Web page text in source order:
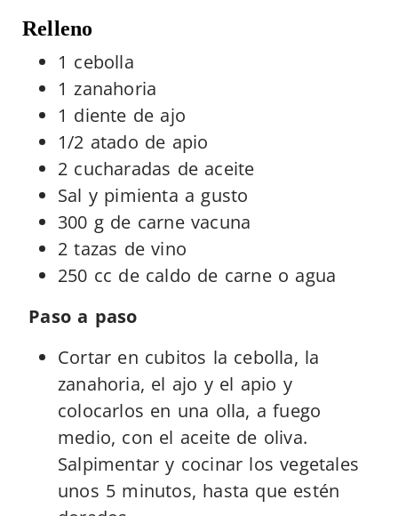
Relleno
1 cebolla
1 zanahoria
1 diente de ajo
1/2 atado de apio
2 cucharadas de aceite
Sal y pimienta a gusto
300 g de carne vacuna
2 tazas de vino
250 cc de caldo de carne o agua
Paso a paso
Cortar en cubitos la cebolla, la
zanahoria, el ajo y el apio y
colocarlos en una olla, a fuego
medio, con el aceite de oliva.
Salpimentar y cocinar los vegetales
unos 5 minutos, hasta que estén